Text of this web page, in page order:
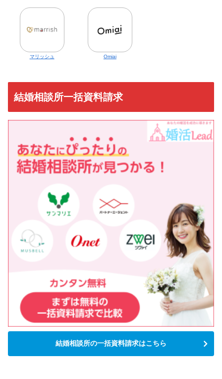
マリッシュ Omiai
結婚相談所一括資料請求
結婚相談所の一括資料請求はこちら